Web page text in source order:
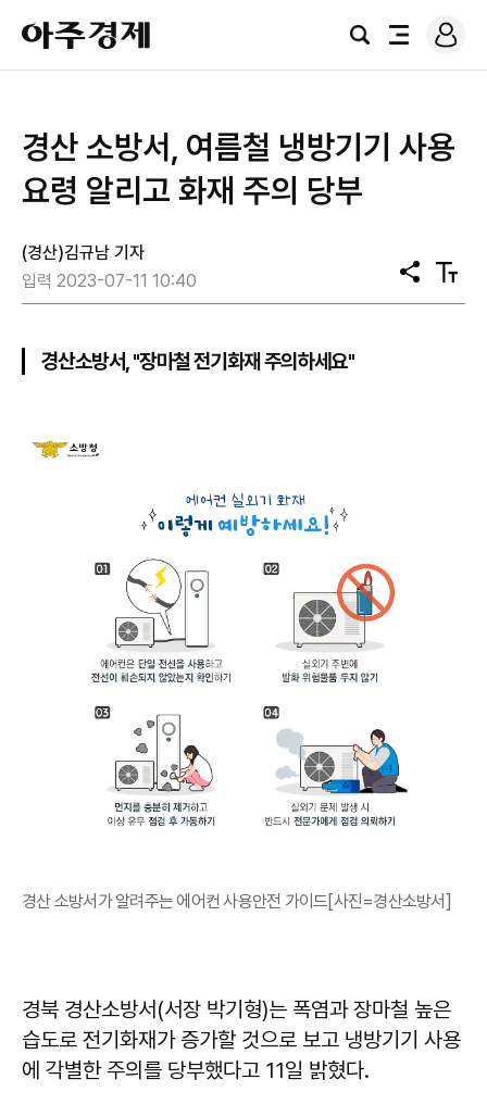
아
주
경
검
전
로
그
경산 소방서, 여름철 냉방기기 사용
요령 알리고 화재 주의 당부
(경산)김규남 기자
입력 2023-07-11 10:40
공
유
텍
스
경산소방서, "장마철 전기화재 주의하세요"
경산 소방서가 알려주는 에어컨 사용안전 가이드[사진=경산소방서]
경북 경산소방서(서장 박기형)는 폭염과 장마철 높은
습도로 전기화재가 증가할 것으로 보고 냉방기기 사용
에 각별한 주의를 당부했다고 11일 밝혔다.